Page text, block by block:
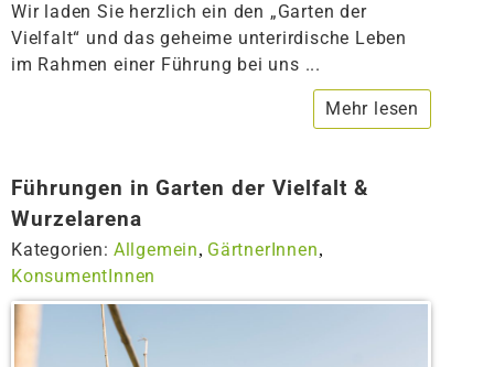
Wir laden Sie herzlich ein den „Garten der
Vielfalt“ und das geheime unterirdische Leben
im Rahmen einer Führung bei uns ...
Mehr lesen
Führungen in Garten der Vielfalt &
Wurzelarena
Kategorien: Allgemein, GärtnerInnen,
KonsumentInnen